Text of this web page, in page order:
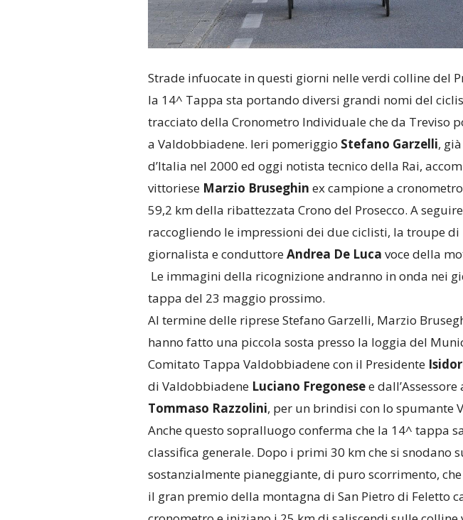
Strade infuocate in questi giorni nelle verdi colline del
la 14^ Tappa sta portando diversi grandi nomi del
tracciato della Cronometro Individuale che da Treviso
a Valdobbiadene. Ieri pomeriggio Stefano Garzelli,
d’Italia nel 2000 ed oggi notista tecnico della Rai,
vittoriese Marzio Bruseghin ex campione a
59,2 km della ribattezzata Crono del Prosecco. A
raccogliendo le impressioni dei due ciclisti, la troupe di
giornalista e conduttoreAndrea De Luca voce della
Le immagini della ricognizione andranno in onda nei
tappa del 23 maggio prossimo.
Al termine delle riprese Stefano Garzelli, Marzio
hanno fatto una piccola sosta presso la loggia del
Comitato Tappa Valdobbiadene con il Presidente
di Valdobbiadene Luciano Fregonesee
Tommaso Razzolini, per un brindisi con lo spumante
Anche questo sopralluogo conferma che la 14^ tappa
classifica generale. Dopo i primi 30 km che si snodano
sostanzialmente pianeggiante, di puro scorrimento,
il gran premio della montagna di San Pietro di Feletto